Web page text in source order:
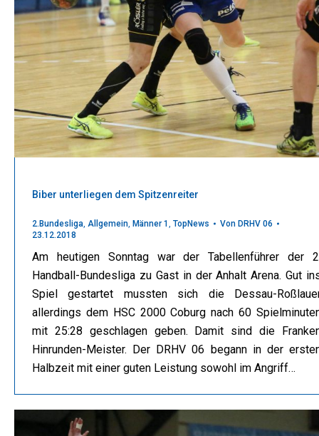
Biber unterliegen dem Spitzenreiter
2.Bundesliga Allgemein Männer 1 TopNews Von DRHV 06
23.12.2018
Am heutigen Sonntag war der Tabellenführer der
Handball-Bundesliga zu Gast in der Anhalt Arena. Gut
Spiel gestartet mussten sich die Dessau-
allerdings dem HSC 2000 Coburg nach 60
mit 25:28 geschlagen geben. Damit sind die
Hinrunden-Meister. Der DRHV 06 begann in der
Halbzeit mit einer guten Leistung sowohl im Angriff…